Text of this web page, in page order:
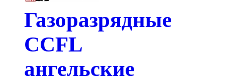
Газоразрядные
CCFL
ангельские